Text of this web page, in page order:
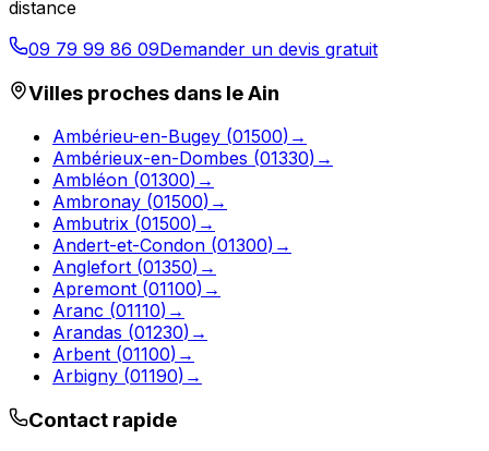
distance
09 79 99 86 09Demander un devis gratuit
Villes proches dans leAin
Ambérieu-en-Bugey (01500) →
Ambérieux-en-Dombes (01330) →
Ambléon (01300) →
Ambronay (01500) →
Ambutrix (01500) →
Andert-et-Condon (01300) →
Anglefort (01350) →
Apremont (01100) →
Aranc (01110) →
Arandas (01230) →
Arbent (01100) →
Arbigny (01190) →
Contact rapide